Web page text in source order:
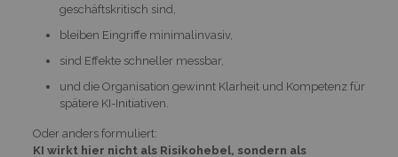
geschäftskritisch sind,
bleiben Eingriffe minimalinvasiv,
sind Effekte schneller messbar,
und die Organisation gewinnt Klarheit und Kompetenz für
spätere KI-Initiativen.
Oder anders formuliert:
KI wirkt hier nicht als Risikohebel, sondern als